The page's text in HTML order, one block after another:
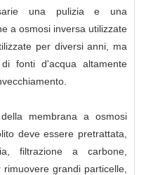
una pulizia e una
a osmosi inversa utilizzate
per diversi anni, ma
fonti d'acqua altamente
membrana a osmosi
deve essere pretrattata,
filtrazione a carbone,
grandi particelle,